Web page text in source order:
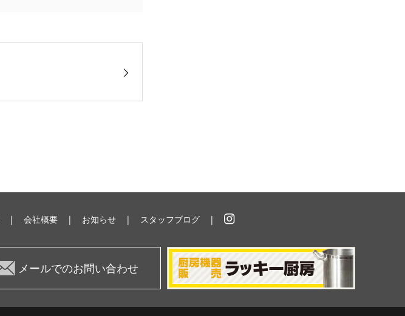
会社概要 お知らせ
スタッフブログ
ス
タ
グ
ラ
メールでのお問い合わせ